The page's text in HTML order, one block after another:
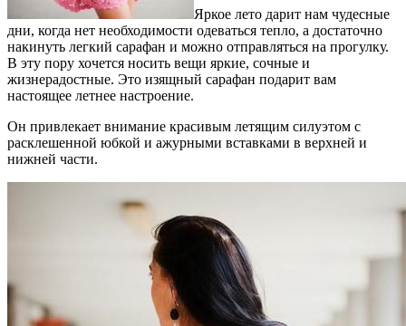
Яркое лето дарит нам чудесные
дни, когда нет необходимости одеваться тепло, а достаточно
накинуть легкий сарафан и можно отправляться на прогулку.
В эту пору хочется носить вещи яркие, сочные и
жизнерадостные. Это изящный сарафан подарит вам
настоящее летнее настроение.
Он привлекает внимание красивым летящим силуэтом с
расклешенной юбкой и ажурными вставками в верхней и
нижней части.